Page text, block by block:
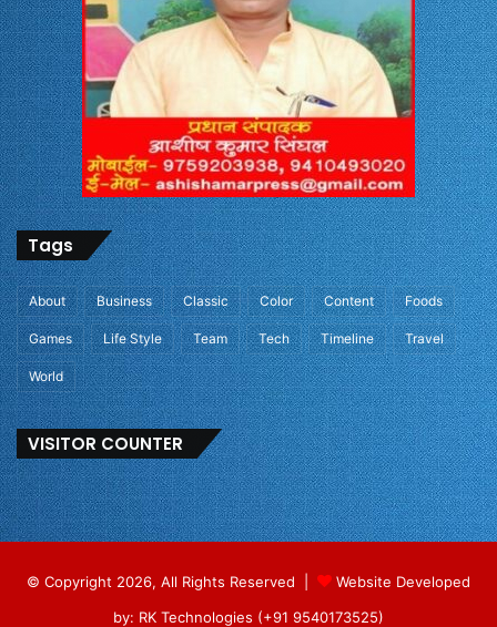
Tags
About Business Classic Color Content Foods
Games Life Style Team Tech Timeline Travel
World
VISITOR COUNTER
© Copyright 2026, All Rights Reserved |
Website Developed
by: RK Technologies (+91 9540173525)